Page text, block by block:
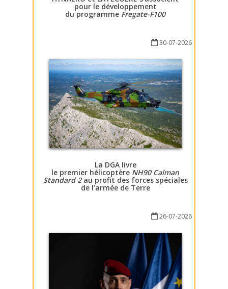
pour le développement
du programme Fregate-F100
30-07-2026
La DGA livre
le premier hélicoptère NH90 Caïman
Standard 2au profit des forces spéciales
de l’armée de Terre
26-07-2026